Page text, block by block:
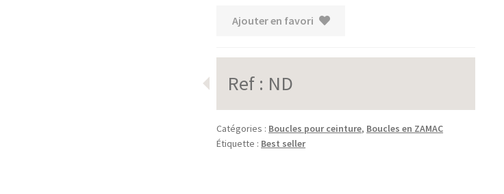
GX14175/35
Ajouter en favori
Ref : ND
Catégories : Boucles pour ceinture, Boucles en ZAMAC
Étiquette : Best seller